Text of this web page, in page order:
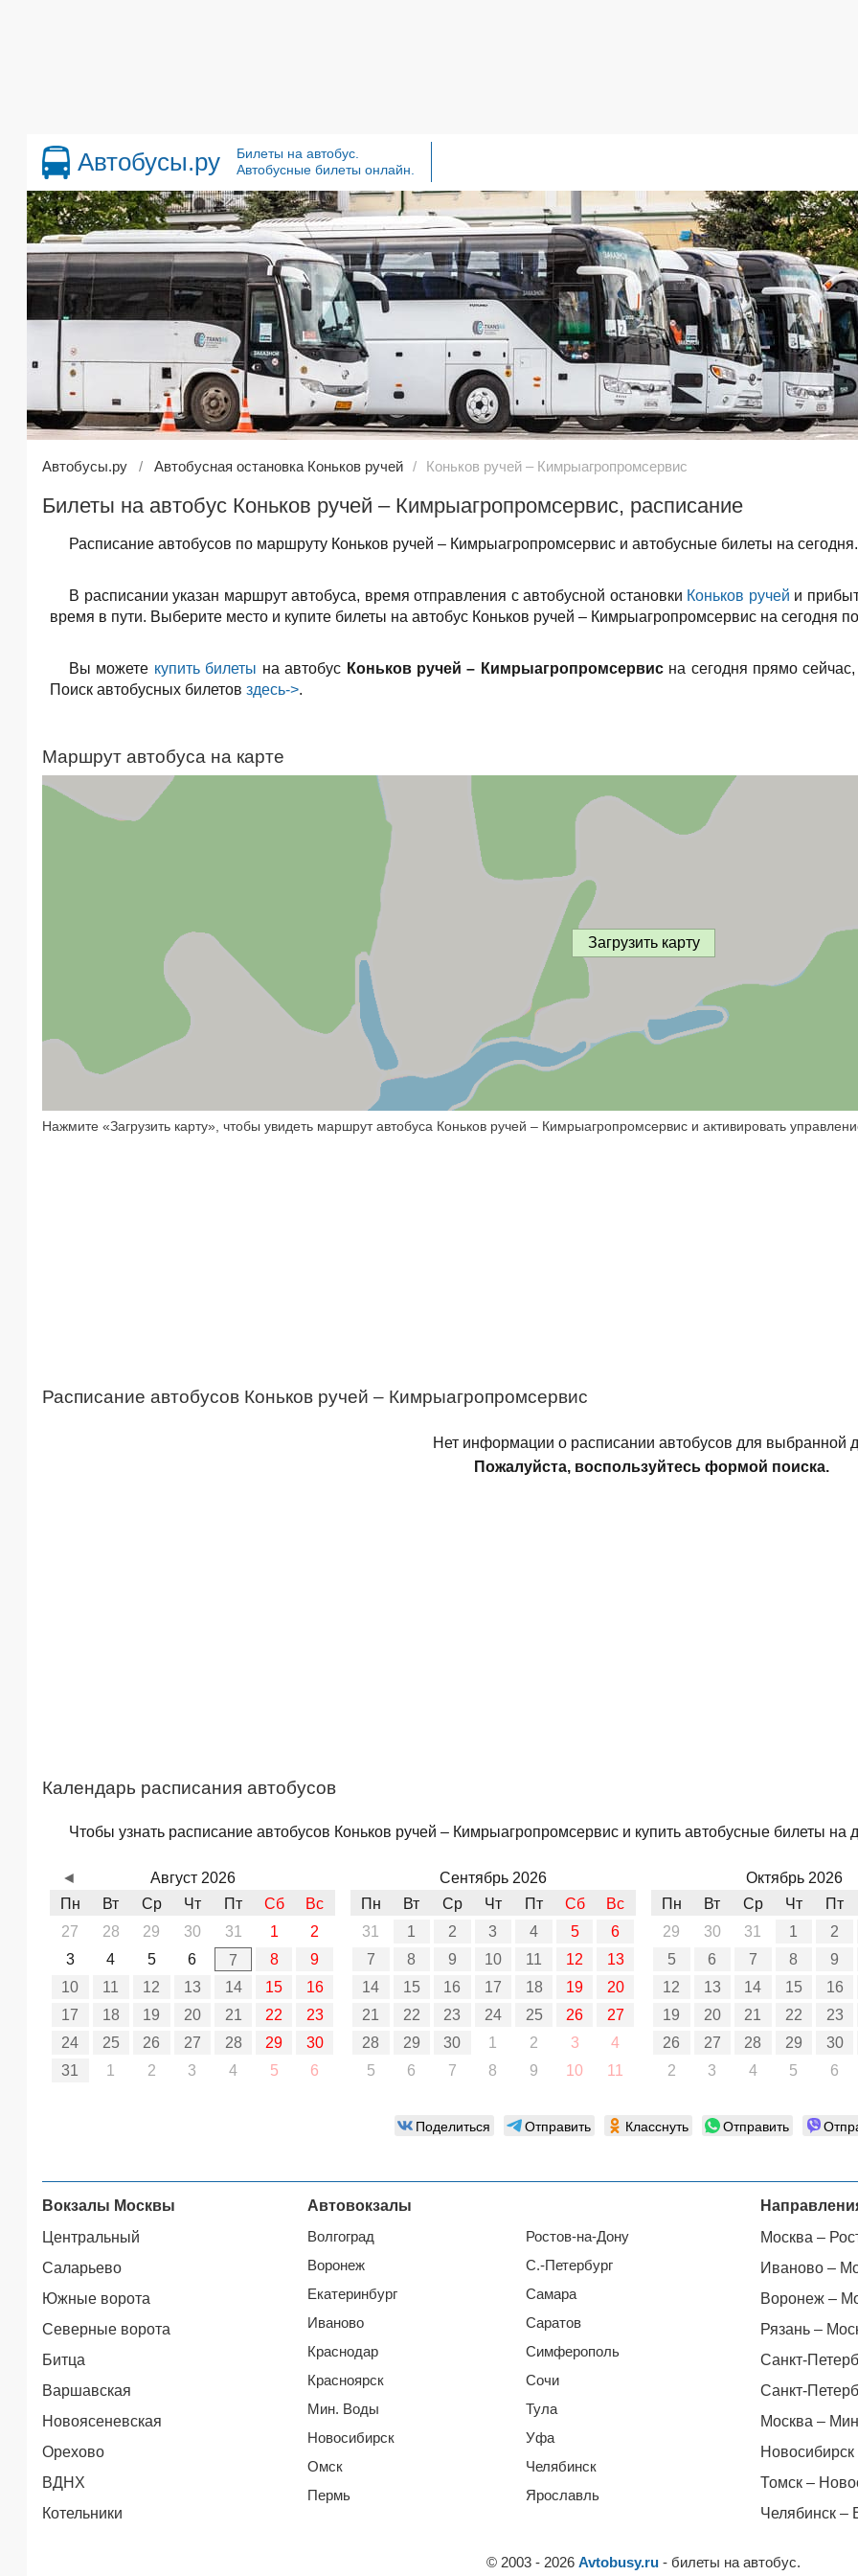
Автобусы.ру
Билеты на автобус.
Автобусные билеты онлайн.
Автобусы.ру Автобусная остановка Коньков ручей Коньков ручей – Кимрыагропромсервис
Билеты на автобус Коньков ручей – Кимрыагропромсервис, расписание
Расписание автобусов по маршруту Коньков ручей – Кимрыагропромсервис и автобусные билеты на сегодня.
В расписании указан маршрут автобуса, время отправления с автобусной остановки Коньков ручей и
время в пути. Выберите место и купите билеты на автобус Коньков ручей – Кимрыагропромсервис на сегодня
Вы можете купить билеты на автобус Коньков ручей – Кимрыагропромсервисна сегодня прямо
Поиск автобусных билетов здесь->.
Маршрут автобуса на карте
Загрузить карту
Нажмите «Загрузить карту», чтобы увидеть маршрут автобуса Коньков ручей – Кимрыагропромсервис и активировать
Расписание автобусов Коньков ручей – Кимрыагропромсервис
Нет информации о расписании автобусов для выбранной
Пожалуйста, воспользуйтесь формой поиска.
Календарь расписания автобусов
Чтобы узнать расписание автобусов Коньков ручей – Кимрыагропромсервис и купить автобусные билеты на
Август 2026
Пн
Вт Ср Чт Пт Сб
Вс
27
28 29 30 31 1
2
3
4 5 6 7 8
9
10
11 12 13 14 15
16
17
18 19 20 21 22
23
24
25 26 27 28 29
30
31
1 2 3 4 5 6
Сентябрь 2026
Пн
Вт Ср Чт Пт Сб
Вс
31
1 2 3 4 5
6
7
8 9 10 11 12
13
14
15 16 17 18 19
20
21
22 23 24 25 26
27
28
29 30 1 2 3
4
5
6 7 8 9 10 11
Октябрь 2026
Пн
Вт Ср Чт
Пт
29
30 31 1
2
5
6 7 8
9
12
13 14 15
16
19
20 21 22
23
26
27 28 29
30
2
3 4 5 6
◄
Поделиться Отправить Класснуть Отправить
Вокзалы Москвы
Центральный
Саларьево
Южные ворота
Северные ворота
Битца
Варшавская
Новоясеневская
Орехово
ВДНХ
Котельники
Автовокзалы
Волгоград
Воронеж
Екатеринбург
Иваново
Краснодар
Красноярск
Мин. Воды
Новосибирск
Омск
Пермь
Ростов-на-Дону
С.-Петербург
Самара
Саратов
Симферополь
Сочи
Тула
Уфа
Челябинск
Ярославль
Москва –
Иваново –
Воронеж –
Рязань –
Санкт-
Санкт-
Москва –
Томск –
Челябинск –
© 2003 - 2026 Avtobusy.ru - билеты на автобус.